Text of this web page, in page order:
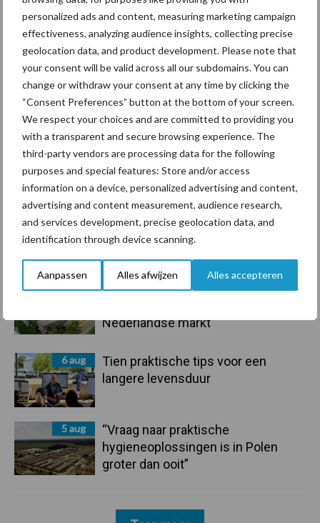
personalized ads and content, measuring marketing campaign
effectiveness, analyzing audience insights, collecting precise
geolocation data, and product development. Please note that
your consent will be valid across all our subdomains. You can
change or withdraw your consent at any time by clicking the
“Consent Preferences” button at the bottom of your screen.
We respect your choices and are committed to providing you
with a transparent and secure browsing experience. The
third-party vendors are processing data for the following
purposes and special features: Store and/or access
information on a device, personalized advertising and content,
advertising and content measurement, audience research,
and services development, precise geolocation data, and
identification through device scanning.
Aanpassen Alles afwijzen Alles accepteren
Primaire
Sidebar
Recent nieuws Partner nieuws
7 aug
Grondstoffenmarkt blijft grillig:
droogte en geopolitiek houden
handel in de greep
7 aug
De speenhuid: een vaak
onderschatte risicofactor voor
6 aug
ForFarmers ziet volume en
Nederlandse markt
6 aug
Tien praktische tips voor een
langere levensduur
5 aug
“Vraag naar praktische
hygieneoplossingen is in Polen
groter dan ooit”
Toon meer